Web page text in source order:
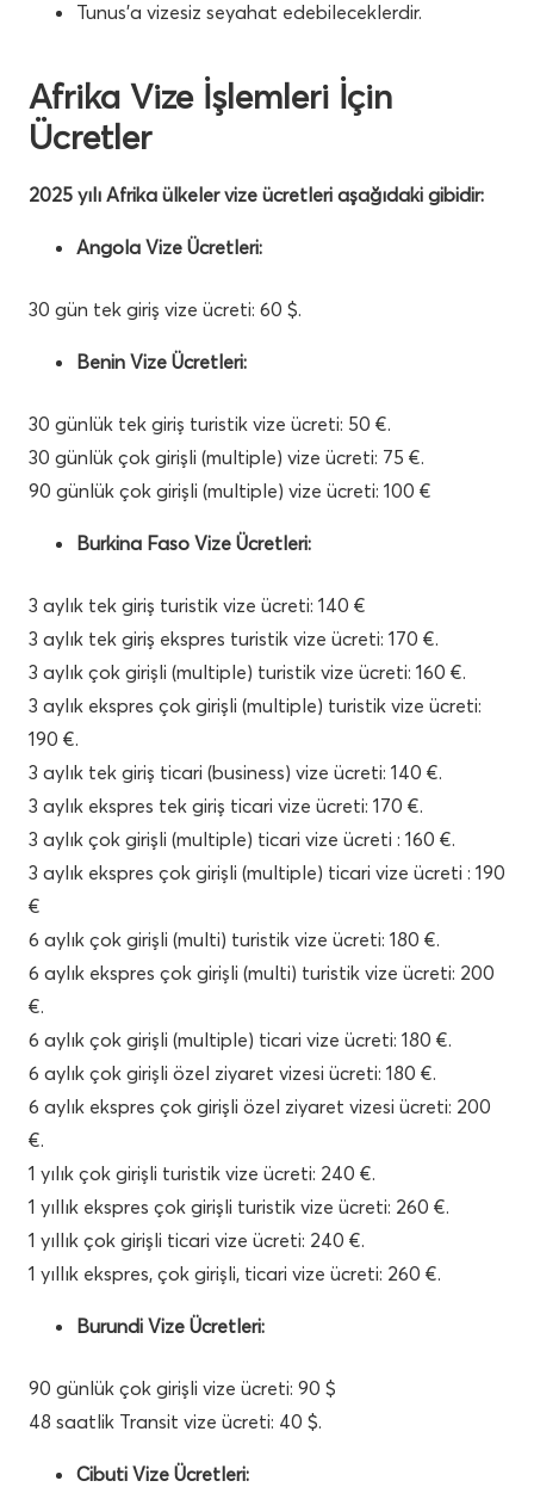
Tunus’a vizesiz seyahat edebileceklerdir.
Afrika Vize İşlemleri İçin
Ücretler
2025 yılı Afrika ülkeler vize ücretleri aşağıdaki gibidir:
Angola Vize Ücretleri:
30 gün tek giriş vize ücreti: 60 $.
Benin Vize Ücretleri:
30 günlük tek giriş turistik vize ücreti: 50 €.
30 günlük çok girişli (multiple) vize ücreti: 75 €.
90 günlük çok girişli (multiple) vize ücreti: 100 €
Burkina Faso Vize Ücretleri:
3 aylık tek giriş turistik vize ücreti: 140 €
3 aylık tek giriş ekspres turistik vize ücreti: 170 €.
3 aylık çok girişli (multiple) turistik vize ücreti: 160 €.
3 aylık ekspres çok girişli (multiple) turistik vize ücreti:
190 €.
3 aylık tek giriş ticari (business) vize ücreti: 140 €.
3 aylık ekspres tek giriş ticari vize ücreti: 170 €.
3 aylık çok girişli (multiple) ticari vize ücreti : 160 €.
3 aylık ekspres çok girişli (multiple) ticari vize ücreti : 190
€
6 aylık çok girişli (multi) turistik vize ücreti: 180 €.
6 aylık ekspres çok girişli (multi) turistik vize ücreti: 200
€.
6 aylık çok girişli (multiple) ticari vize ücreti: 180 €.
6 aylık çok girişli özel ziyaret vizesi ücreti: 180 €.
6 aylık ekspres çok girişli özel ziyaret vizesi ücreti: 200
€.
1 yılık çok girişli turistik vize ücreti: 240 €.
1 yıllık ekspres çok girişli turistik vize ücreti: 260 €.
1 yıllık çok girişli ticari vize ücreti: 240 €.
1 yıllık ekspres, çok girişli, ticari vize ücreti: 260 €.
Burundi Vize Ücretleri:
90 günlük çok girişli vize ücreti: 90 $
48 saatlik Transit vize ücreti: 40 $.
Cibuti Vize Ücretleri: